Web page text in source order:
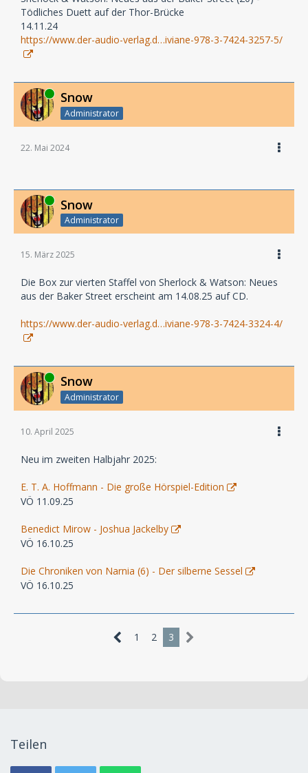
Tödliches Duett auf der Thor-Brücke
14.11.24
https://www.der-audio-verlag.d…iviane-978-3-7424-3257-5/
Online Snow
Administrator
22. Mai 2024
Online Snow
Administrator
15. März 2025
Die Box zur vierten Staffel von Sherlock & Watson: Neues
aus der Baker Street erscheint am 14.08.25 auf CD.
https://www.der-audio-verlag.d…iviane-978-3-7424-3324-4/
Online Snow
Administrator
10. April 2025
Neu im zweiten Halbjahr 2025:
E. T. A. Hoffmann - Die große Hörspiel-Edition
VÖ 11.09.25
Benedict Mirow - Joshua Jackelby
VÖ 16.10.25
Die Chroniken von Narnia (6) - Der silberne Sessel
VÖ 16.10.25
1 2 3
Teilen